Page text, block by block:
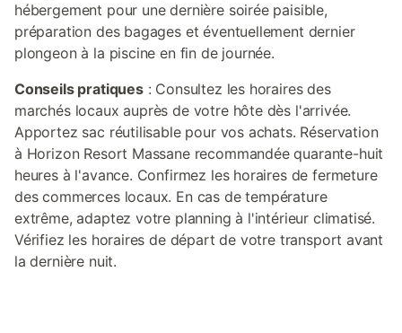
hébergement pour une dernière soirée paisible,
préparation des bagages et éventuellement dernier
plongeon à la piscine en fin de journée.
Conseils pratiques: Consultez les horaires des
marchés locaux auprès de votre hôte dès l'arrivée.
Apportez sac réutilisable pour vos achats. Réservation
à Horizon Resort Massane recommandée quarante-huit
heures à l'avance. Confirmez les horaires de fermeture
des commerces locaux. En cas de température
extrême, adaptez votre planning à l'intérieur climatisé.
Vérifiez les horaires de départ de votre transport avant
la dernière nuit.